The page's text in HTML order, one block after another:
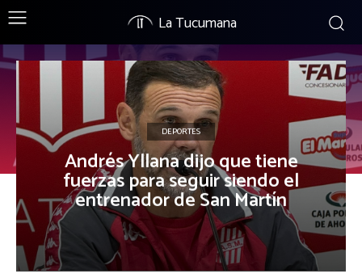
La Tucumana
DEPORTES
Andrés Yllana dijo que tiene
fuerzas para seguir siendo el
entrenador de San Martín